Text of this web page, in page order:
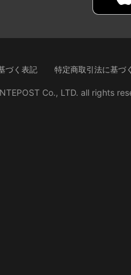
づく表記 特定商取引法に基づ
Co., LTD. all rights